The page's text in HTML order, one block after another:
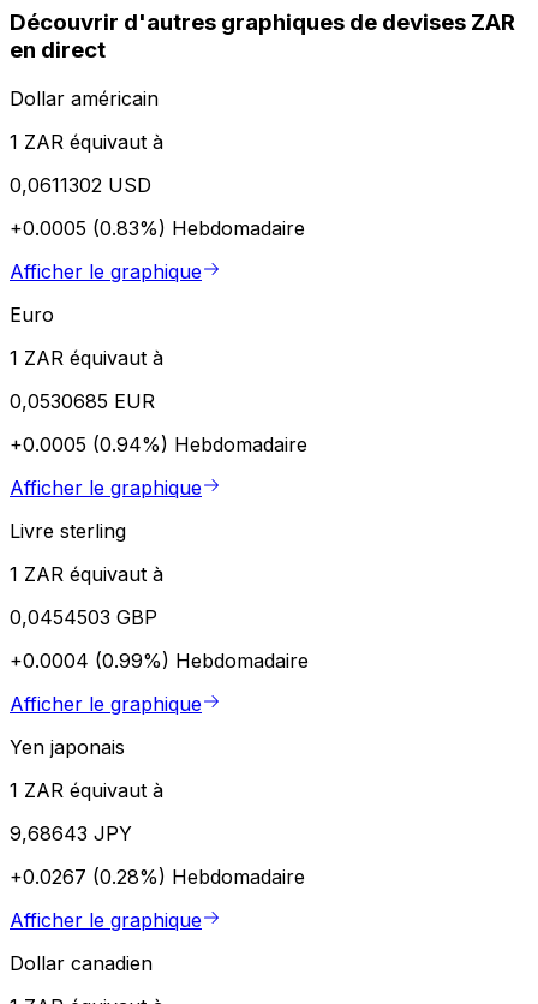
Découvrir d'autres graphiques de devises ZAR
en direct
Dollar américain
1 ZAR équivaut à
0,0611302 USD
+0.0005 (0.83%) Hebdomadaire
Afficher le graphique
Euro
1 ZAR équivaut à
0,0530685 EUR
+0.0005 (0.94%) Hebdomadaire
Afficher le graphique
Livre sterling
1 ZAR équivaut à
0,0454503 GBP
+0.0004 (0.99%) Hebdomadaire
Afficher le graphique
Yen japonais
1 ZAR équivaut à
9,68643 JPY
+0.0267 (0.28%) Hebdomadaire
Afficher le graphique
Dollar canadien